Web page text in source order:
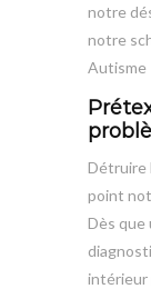
notre
notre
Autisme
Détruire
point
Dès que
intérieur